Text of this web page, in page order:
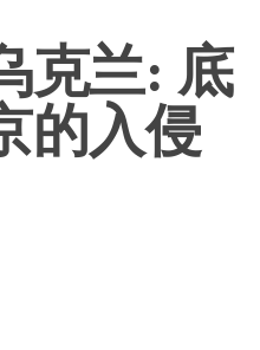
克兰: 底
的入侵